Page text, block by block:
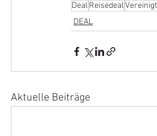
Deal Reisedeal
DEAL
Aktuelle Beiträge